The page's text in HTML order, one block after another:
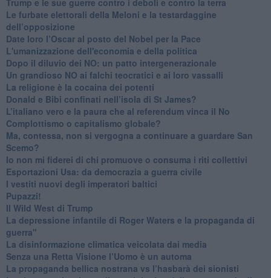
​Le furbate elettorali della Meloni e la testardaggine
dell’opposizione
​Date loro l’Oscar al posto del Nobel per la Pace
L'umanizzazione dell'economia e della politica
​Dopo il diluvio dei NO: un patto intergenerazionale
​Un grandioso NO ai falchi teocratici e ai loro vassalli
La religione è la cocaina dei potenti
Donald e Bibi confinati nell’isola di St James?
L’italiano vero e la paura che al referendum vinca il No
​Complottismo o capitalismo globale?
​Ma, contessa, non si vergogna a continuare a guardare San
Scemo?
​Io non mi fiderei di chi promuove o consuma i riti collettivi
Esportazioni Usa: da democrazia a guerra civile
​I vestiti nuovi degli imperatori baltici
​Pupazzi!
​Il Wild West di Trump
​La depressione infantile di Roger Waters e la propaganda di
guerra"
​La disinformazione climatica veicolata dai media
Senza una Retta Visione l’Uomo è un automa
​La propaganda bellica nostrana vs l’hasbarà dei sionisti